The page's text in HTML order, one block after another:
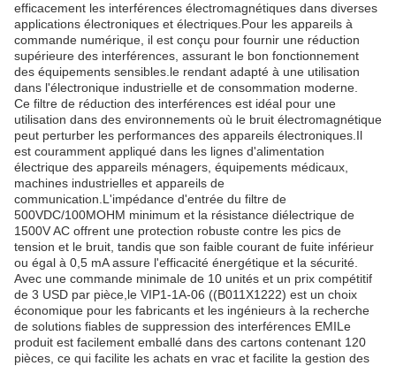
efficacement les interférences électromagnétiques dans diverses
applications électroniques et électriques.Pour les appareils à
commande numérique, il est conçu pour fournir une réduction
supérieure des interférences, assurant le bon fonctionnement
des équipements sensibles.le rendant adapté à une utilisation
dans l'électronique industrielle et de consommation moderne.
Ce filtre de réduction des interférences est idéal pour une
utilisation dans des environnements où le bruit électromagnétique
peut perturber les performances des appareils électroniques.Il
est couramment appliqué dans les lignes d'alimentation
électrique des appareils ménagers, équipements médicaux,
machines industrielles et appareils de
communication.L'impédance d'entrée du filtre de
500VDC/100MOHM minimum et la résistance diélectrique de
1500V AC offrent une protection robuste contre les pics de
tension et le bruit, tandis que son faible courant de fuite inférieur
ou égal à 0,5 mA assure l'efficacité énergétique et la sécurité.
Avec une commande minimale de 10 unités et un prix compétitif
de 3 USD par pièce,le VIP1-1A-06 ((B011X1222) est un choix
économique pour les fabricants et les ingénieurs à la recherche
de solutions fiables de suppression des interférences EMILe
produit est facilement emballé dans des cartons contenant 120
pièces, ce qui facilite les achats en vrac et facilite la gestion des